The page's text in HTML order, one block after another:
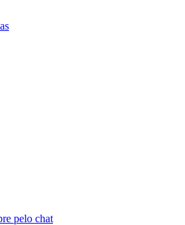
pelo chat